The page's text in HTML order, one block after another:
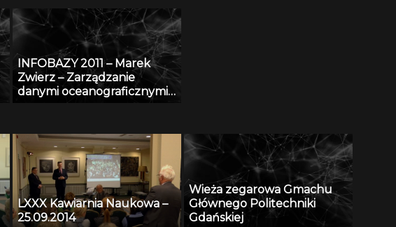
„Rozbudowa i
przekształcenie
bibliograficznej bazy
danych AGRO w bazę
bibliograficzno-abstraktową
z wykorzystaniem
oprogramowania YA
INFOBAZY 2011 – Marek
Zwierz – Zarządzanie
danymi oceanograficznymi
Danych Oceanograficznych
LXXX Kawiarnia Naukowa –
25.09.2014
Wieża zegarowa Gmachu
Głównego Politechniki
Gdańskiej